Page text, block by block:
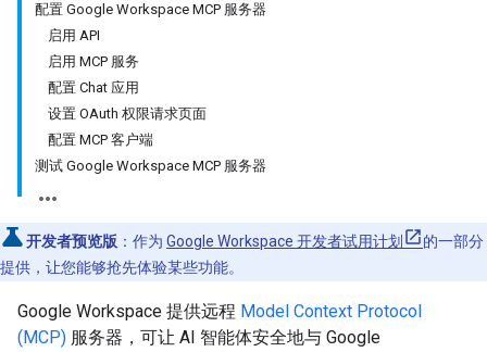
配置 Google Workspace MCP 服务器
启用 API
启用 MCP 服务
配置 Chat 应用
设置 OAuth 权限请求页面
配置 MCP 客户端
测试 Google Workspace MCP 服务器
开发者预览版 ：作为 Google Workspace 开发者试用计划
的一部分
提供，让您能够抢先体验某些功能。
Google Workspace 提供远程 Model Context Protocol
(MCP) 服务器，可让 AI 智能体安全地与 Google